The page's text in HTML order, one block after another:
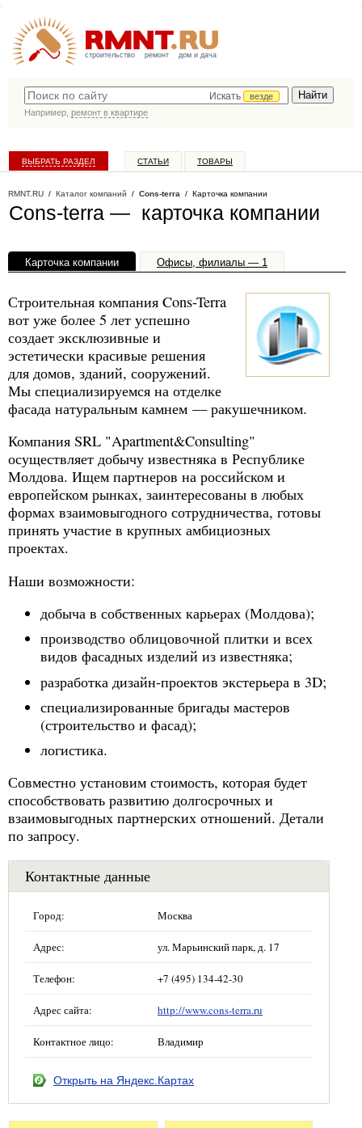
строительство ремонт дом и дача
Искать
везде
Например, ремонт в квартире
ВЫБРАТЬ РАЗДЕЛ СТАТЬИ ТОВАРЫ
RMNT.RU / Каталог компаний / Cons-terra / Карточка компании
Cons-terra — карточка компании
Карточка компании Офисы, филиалы — 1
Строительная компания Cons-Terra
вот уже более 5 лет успешно
создает эксклюзивные и
эстетически красивые решения
для домов, зданий, сооружений.
Мы специализируемся на отделке
фасада натуральным камнем — ракушечником.
Компания SRL "Apartment&Consulting"
осуществляет добычу известняка в Республике
Молдова. Ищем партнеров на российском и
европейском рынках, заинтересованы в любых
формах взаимовыгодного сотрудничества, готовы
принять участие в крупных амбициозных
проектах.
Наши возможности:
добыча в собственных карьерах (Молдова);
производство облицовочной плитки и всех
видов фасадных изделий из известняка;
разработка дизайн-проектов экстерьера в 3D;
специализированные бригады мастеров
(строительство и фасад);
логистика.
Совместно установим стоимость, которая будет
способствовать развитию долгосрочных и
взаимовыгодных партнерских отношений. Детали
по запросу.
Контактные данные
Город: Москва
Адрес: ул. Марьинский парк, д. 17
Телефон: +7 (495) 134-42-30
Адрес сайта: http://www.cons-terra.ru
Контактное лицо: Владимир
Открыть на Яндекс.Картах